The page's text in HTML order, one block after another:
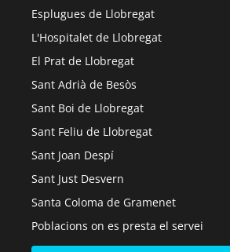
Esplugues de Llobregat
L'Hospitalet de Llobregat
El Prat de Llobregat
Sant Adrià de Besòs
Sant Boi de Llobregat
Sant Feliu de Llobregat
Sant Joan Despí
Sant Just Desvern
Santa Coloma de Gramenet
Poblacions on es presta el servei